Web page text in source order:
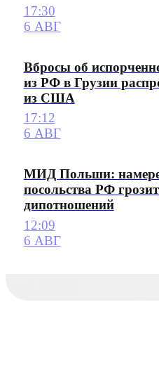
17:30
6 АВГ
Вбросы об
из РФ в Грузии
из США
17:12
6 АВГ
МИД Польши:
посольства РФ
дипотношений
12:09
6 АВГ